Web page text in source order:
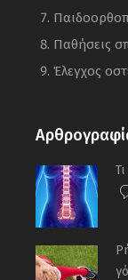
Παθήσεις
Έλεγχος